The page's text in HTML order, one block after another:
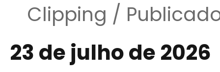
Clipping /
23 de julho de 2026